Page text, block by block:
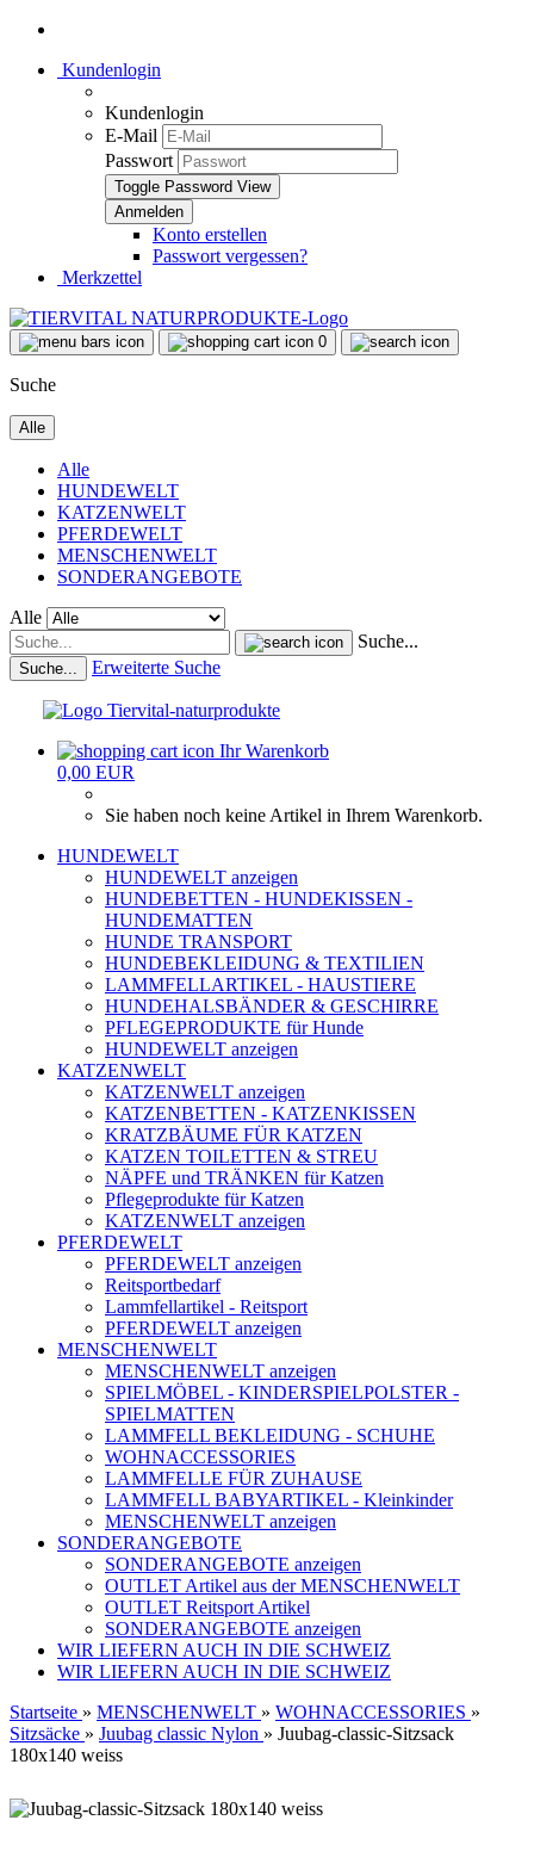
Kundenlogin
Kundenlogin
E-Mail
Passwort
Toggle Password View
Konto erstellen
Passwort vergessen?
Merkzettel
0
Suche
Alle
Alle
HUNDEWELT
KATZENWELT
PFERDEWELT
MENSCHENWELT
SONDERANGEBOTE
Alle
Suche...
Suche... Erweiterte Suche
Ihr Warenkorb
0,00 EUR
Sie haben noch keine Artikel in Ihrem Warenkorb.
HUNDEWELT
HUNDEWELT anzeigen
HUNDEBETTEN - HUNDEKISSEN -
HUNDEMATTEN
HUNDE TRANSPORT
HUNDEBEKLEIDUNG & TEXTILIEN
LAMMFELLARTIKEL - HAUSTIERE
HUNDEHALSBÄNDER & GESCHIRRE
PFLEGEPRODUKTE für Hunde
HUNDEWELT anzeigen
KATZENWELT
KATZENWELT anzeigen
KATZENBETTEN - KATZENKISSEN
KRATZBÄUME FÜR KATZEN
KATZEN TOILETTEN & STREU
NÄPFE und TRÄNKEN für Katzen
Pflegeprodukte für Katzen
KATZENWELT anzeigen
PFERDEWELT
PFERDEWELT anzeigen
Reitsportbedarf
Lammfellartikel - Reitsport
PFERDEWELT anzeigen
MENSCHENWELT
MENSCHENWELT anzeigen
SPIELMÖBEL - KINDERSPIELPOLSTER -
SPIELMATTEN
LAMMFELL BEKLEIDUNG - SCHUHE
WOHNACCESSORIES
LAMMFELLE FÜR ZUHAUSE
LAMMFELL BABYARTIKEL - Kleinkinder
MENSCHENWELT anzeigen
SONDERANGEBOTE
SONDERANGEBOTE anzeigen
OUTLET Artikel aus der MENSCHENWELT
OUTLET Reitsport Artikel
SONDERANGEBOTE anzeigen
WIR LIEFERN AUCH IN DIE SCHWEIZ
WIR LIEFERN AUCH IN DIE SCHWEIZ
Startseite » MENSCHENWELT » WOHNACCESSORIES »
Sitzsäcke » Juubag classic Nylon » Juubag-classic-Sitzsack
180x140 weiss